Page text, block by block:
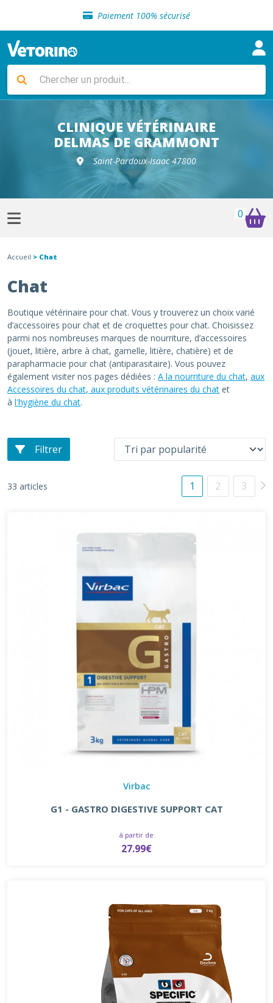
Paiement 100% sécurisé
Livraison gratuite en clinique vétérinaire
Sélection de croquettes vétérinaire
Livraison gratuite en clinique vétérinaire
Retour gratuit en clinique
Sélection de croquettes vétérinaire
CLINIQUE VÉTÉRINAIRE
DELMAS DE GRAMMONT
Saint-Pardoux-Isaac 47800
0
Accueil > Chat
Chat
Boutique vétérinaire pour chat. Vous y trouverez un choix varié
d’accessoires pour chat et de croquettes pour chat. Choisissez
parmi nos nombreuses marques de nourriture, d’accessoires
(jouet, litière, arbre à chat, gamelle, litière, chatière) et de
parapharmacie pour chat (antiparasitaire). Vous pouvez
également visiter nos pages dédiées : A la nourriture du chat, aux
Accessoires du chat, aux produits vétérinaires du chat et
à l'hygiène du chat.
Filtrer
33 articles 1 2 3
Virbac
G1 - GASTRO DIGESTIVE SUPPORT CAT
à partir de
27.99€